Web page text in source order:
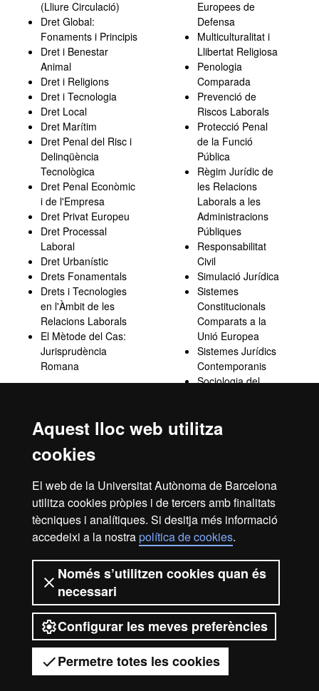
Aquest lloc web utilitza
cookies
El web de la Universitat Autònoma de Barcelona
utilitza cookies pròpies i de tercers amb finalitats
tècniques i analítiques. Si desitja més informació
accedeixi a la nostrapolítica de cookies.
Només s’utilitzen cookies quan és
necessari
Configurar les meves preferències
Permetre totes les cookies
Tens dubtes?
(Lliure Circulació)
Dret Global:
Fonaments i Principis
Dret i Benestar
Animal
Dret i Religions
Dret i Tecnologia
Dret Local
Dret Marítim
Dret Penal del Risc i
Delinqüència
Tecnològica
Dret Penal Econòmic
i de l'Empresa
Dret Privat Europeu
Dret Processal
Laboral
Dret Urbanístic
Drets Fonamentals
Drets i Tecnologies
en l'Àmbit de les
Relacions Laborals
El Mètode del Cas:
Jurisprudència
Romana
Europees de
Defensa
Multiculturalitat i
Llibertat Religiosa
Penologia
Comparada
Prevenció de
Riscos Laborals
Protecció Penal
de la Funció
Pública
Règim Jurídic de
les Relacions
Laborals a les
Administracions
Públiques
Responsabilitat
Civil
Simulació Jurídica
Sistemes
Constitucionals
Comparats a la
Unió Europea
Sistemes Jurídics
Contemporanis
Sociologia del
Tutela Judicial i
Solució
Alternativa de
Conflictes
Excepcionalment, es poden cursar durant el segon semestre.
2026 Universitat Autònoma de
Barcelona